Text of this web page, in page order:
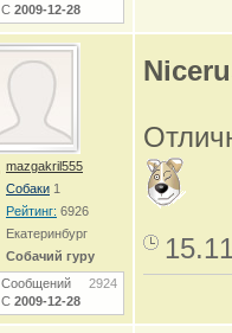
С 2009-12-28
mazgakril555
Собаки 1
Рейтинг: 6926
Екатеринбург
Собачий гуру
Сообщений 2924
С 2009-12-28